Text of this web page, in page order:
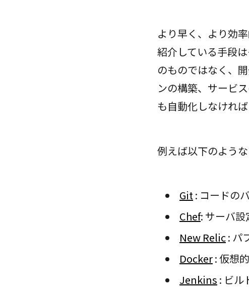
より早く、より効
紹介している手段
のものではなく、
ンの構築、サービ
も自動化しなけれ
例えば以下のよう
Git: コードの
Chef: サーバ
New Relic: パ
Docker: 仮想
Jenkins : ビル